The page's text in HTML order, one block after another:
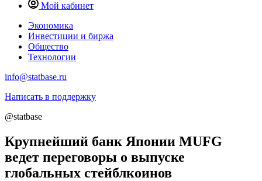
Мой кабинет
Экономика
Инвестиции и биржа
Общество
Технологии
info@statbase.ru
Написать в поддержку
@statbase
Крупнейший банк Японии MUFG
ведет переговоры о выпуске
глобальных стейблкоинов